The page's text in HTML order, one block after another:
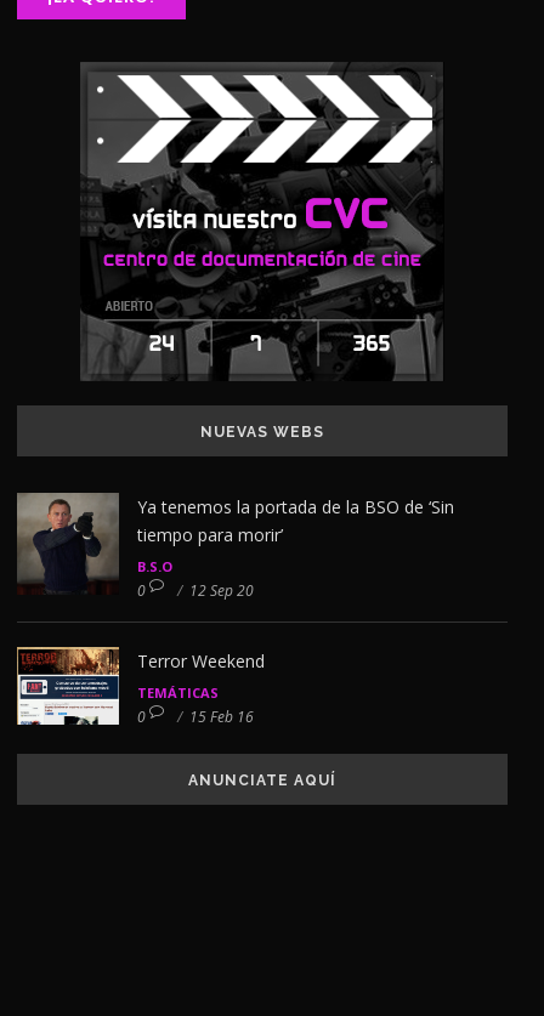
NUEVAS WEBS
Ya tenemos la portada de la BSO de ‘Sin
tiempo para morir’
B.S.O
0 / 12 Sep 20
Terror Weekend
TEMÁTICAS
0 / 15 Feb 16
ANUNCIATE AQUÍ